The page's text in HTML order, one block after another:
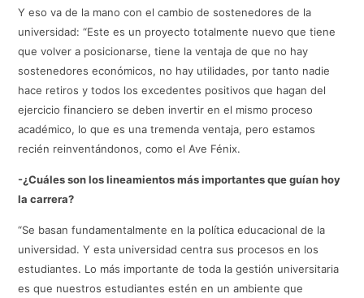
Y eso va de la mano con el cambio de sostenedores de la
universidad: “Este es un proyecto totalmente nuevo que tiene
que volver a posicionarse, tiene la ventaja de que no hay
sostenedores económicos, no hay utilidades, por tanto nadie
hace retiros y todos los excedentes positivos que hagan del
ejercicio financiero se deben invertir en el mismo proceso
académico, lo que es una tremenda ventaja, pero estamos
recién reinventándonos, como el Ave Fénix.
-¿Cuáles son los lineamientos más importantes que guían hoy
la carrera?
“Se basan fundamentalmente en la política educacional de la
universidad. Y esta universidad centra sus procesos en los
estudiantes. Lo más importante de toda la gestión universitaria
es que nuestros estudiantes estén en un ambiente que